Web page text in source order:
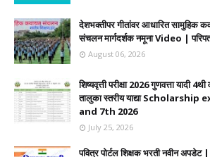
देशभक्तीपर गीतांवर आधारित सामुहिक
संचलन मार्गदर्शक नमूना Video |
August 06, 2026
शिष्यवृत्ती परीक्षा 2026 गुणवत्ता यादी
तालुका स्तरीय याद्या
and 7th 2026
July 25, 2026
पवित्र पोर्टल शिक्षक भरती नवीन